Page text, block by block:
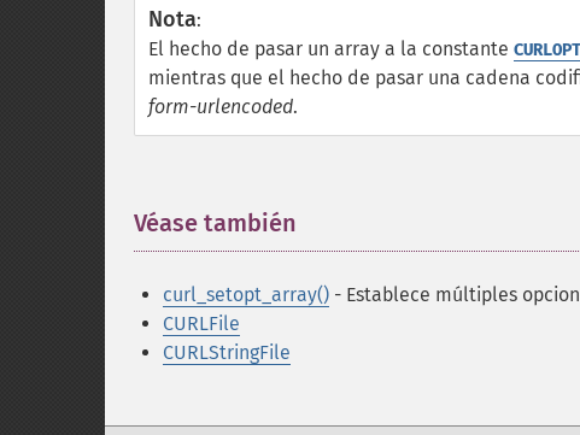
Nota:
El hecho de pasar un array a la constante
mientras que el hecho de pasar una cadena
form-urlencoded.
Véase también
curl_setopt_array() - Establece múltiples
CURLFile
CURLStringFile